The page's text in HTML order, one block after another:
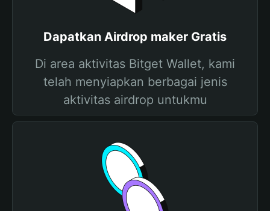
Dapatkan Airdrop maker Gratis
Di area aktivitas Bitget Wallet, kami
telah menyiapkan berbagai jenis
aktivitas airdrop untukmu